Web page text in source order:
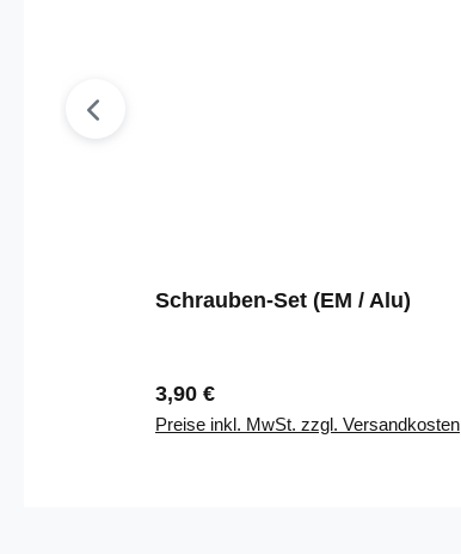
Schrauben-Set (EM / Alu)
Regulärer Preis:
3,90 €
Preise inkl. MwSt. zzgl. Versandkosten